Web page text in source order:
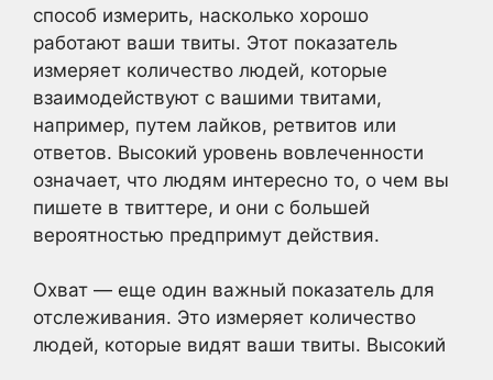
способ измерить, насколько хорошо
работают ваши твиты. Этот показатель
измеряет количество людей, которые
взаимодействуют с вашими твитами,
например, путем лайков, ретвитов или
ответов. Высокий уровень вовлеченности
означает, что людям интересно то, о чем вы
пишете в твиттере, и они с большей
вероятностью предпримут действия.
Охват — еще один важный показатель для
отслеживания. Это измеряет количество
людей, которые видят ваши твиты. Высокий